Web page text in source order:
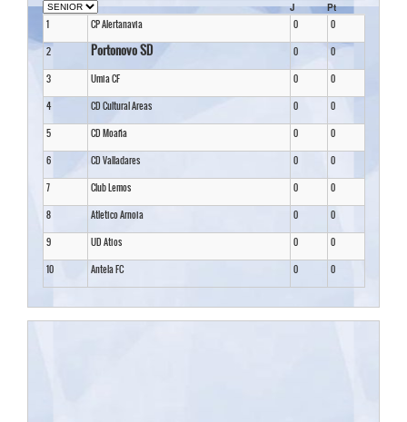
J Pt
1 CP Alertanavia 0
0
2
Portonovo SD 0
0
3
Umia CF 0
0
4
CD Cultural Areas 0
0
5
CD Moaña 0
0
6
CD Valladares 0
0
7
Club Lemos 0
0
8
Atletico Arnoia 0
0
9
UD Atios 0
0
10
Antela FC 0 0